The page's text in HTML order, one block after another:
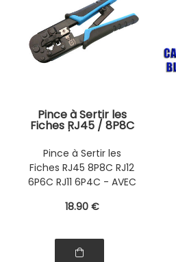
Pince à Sertir les
Fiches RJ45 / 8P8C
- RJ12 / 6P6C - RJ11
/ 6P4C - Avec
Crémaillère
Pince à Sertir les
Fiches RJ45 8P8C RJ12
6P6C RJ11 6P4C - AVEC
18.90 €